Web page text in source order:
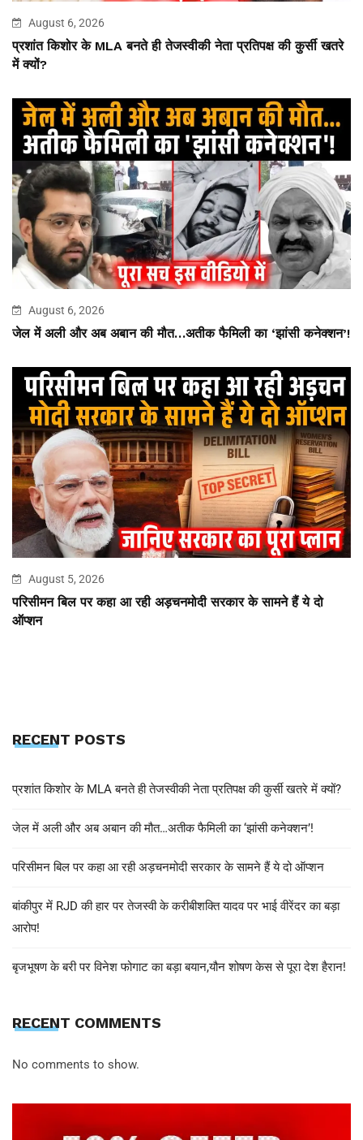
August 6, 2026
प्रशांत किशोर के MLA बनते ही तेजस्वीकी नेता प्रतिपक्ष की कुर्सी खतरे
में क्यों?
August 6, 2026
जेल में अली और अब अबान की मौत…अतीक फैमिली का ‘झांसी कनेक्शन’!
August 5, 2026
परिसीमन बिल पर कहा आ रही अड़चनमोदी सरकार के सामने हैं ये दो
ऑप्शन
RECENT POSTS
प्रशांत किशोर के MLA बनते ही तेजस्वीकी नेता प्रतिपक्ष की कुर्सी खतरे में क्यों?
जेल में अली और अब अबान की मौत…अतीक फैमिली का ‘झांसी कनेक्शन’!
परिसीमन बिल पर कहा आ रही अड़चनमोदी सरकार के सामने हैं ये दो ऑप्शन
बांकीपुर में RJD की हार पर तेजस्वी के करीबीशक्ति यादव पर भाई वीरेंदर का बड़ा
आरोप!
बृजभूषण के बरी पर विनेश फोगाट का बड़ा बयान,यौन शोषण केस से पूरा देश हैरान!
RECENT COMMENTS
No comments to show.